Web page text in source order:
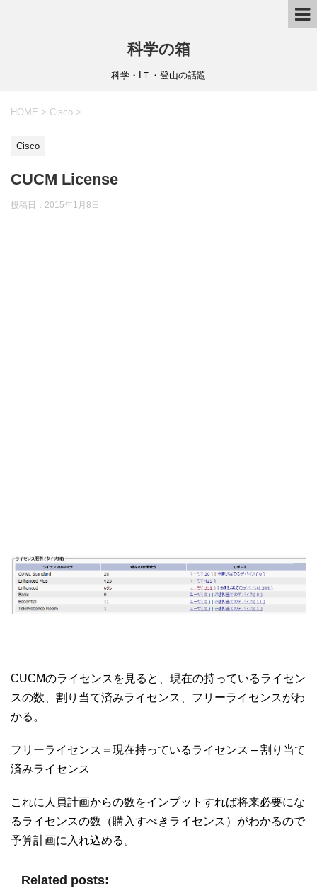
科学の箱
科学・IＴ・登山の話題
HOME > Cisco >
Cisco
CUCM License
投稿日： 2015年1月8日
CUCMのライセンスを見ると、現在の持っているライセン
スの数、割り当て済みライセンス、フリーライセンスがわ
かる。
フリーライセンス＝現在持っているライセンス – 割り当て
済みライセンス
これに人員計画からの数をインプットすれば将来必要にな
るライセンスの数（購入すべきライセンス）がわかるので
予算計画に入れ込める。
Related posts: